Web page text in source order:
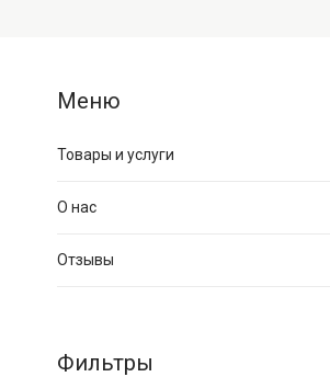
Товары и услуги
О нас
Отзывы
Фильтры